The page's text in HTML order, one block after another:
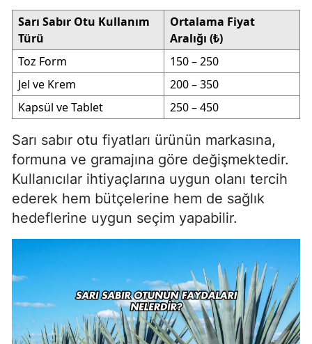
Sarı Sabır Otu Kullanım
Türü
Ortalama Fiyat
Aralığı (₺)
Toz Form
150 – 250
Jel ve Krem
200 – 350
Kapsül ve Tablet
250 – 450
Sarı sabır otu fiyatları ürünün markasına,
formuna ve gramajına göre değişmektedir.
Kullanıcılar ihtiyaçlarına uygun olanı tercih
ederek hem bütçelerine hem de sağlık
hedeflerine uygun seçim yapabilir.